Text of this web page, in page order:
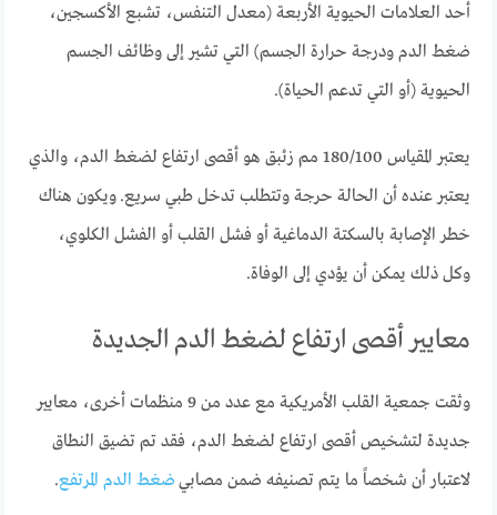
أحد العلامات الحيوية الأربعة (معدل التنفس، تشبع الأكسجين،
ضغط الدم ودرجة حرارة الجسم) التي تشير إلى وظائف الجسم
الحيوية (أو التي تدعم الحياة).
يعتبر المقياس 180/100 مم زئبق هو أقصى ارتفاع لضغط الدم، والذي
يعتبر عنده أن الحالة حرجة وتتطلب تدخل طبي سريع.ويكون هناك
خطر الإصابة بالسكتة الدماغية أو فشل القلب أو الفشل الكلوي،
وكل ذلك يمكن أن يؤدي إلى الوفاة.
معايير أقصى ارتفاع لضغط الدم الجديدة
وثقت جمعية القلب الأمريكية مع عدد من 9 منظمات أخرى، معايير
جديدة لتشخيص أقصى ارتفاع لضغط الدم، فقد تم تضيق النطاق
لاعتبار أن شخصاً ما يتم تصنيفه ضمن مصابي ضغط الدم المرتفع.